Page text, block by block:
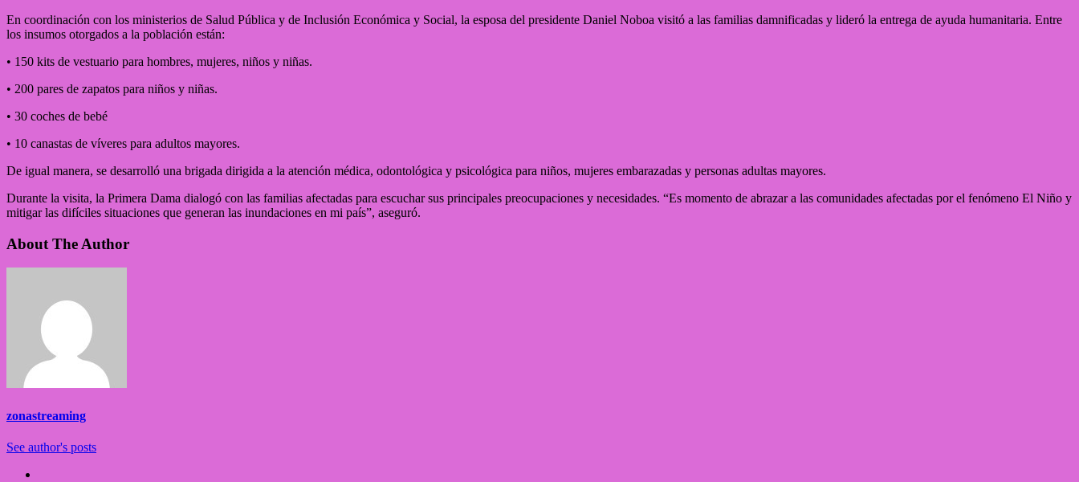
En coordinación con los ministerios de Salud Pública y de Inclusión Económica y Social, la esposa del presidente Daniel Noboa visitó a las familias damnificadas y lideró la entrega de ayuda humanitaria. Entre
los insumos otorgados a la población están:
• 150 kits de vestuario para hombres, mujeres, niños y niñas.
• 200 pares de zapatos para niños y niñas.
• 30 coches de bebé
• 10 canastas de víveres para adultos mayores.
De igual manera, se desarrolló una brigada dirigida a la atención médica, odontológica y psicológica para niños, mujeres embarazadas y personas adultas mayores.
Durante la visita, la Primera Dama dialogó con las familias afectadas para escuchar sus principales preocupaciones y necesidades. “Es momento de abrazar a las comunidades afectadas por el fenómeno El Niño y
mitigar las difíciles situaciones que generan las inundaciones en mi país”, aseguró.
About The Author
zonastreaming
See author's posts